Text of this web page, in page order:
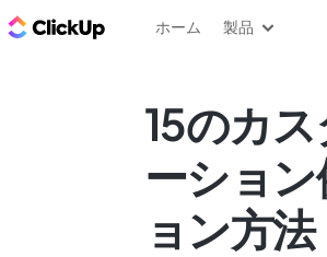
ClickUp ブログ
ホーム 製品
15のカ
ーショ
ョン方法